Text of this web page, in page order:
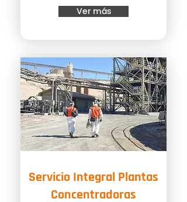
Ver más
Servicio Integral Plantas
Concentradoras